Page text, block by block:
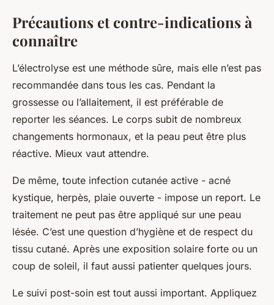
Précautions et contre-indications à
connaître
L’électrolyse est une méthode sûre, mais elle n’est pas
recommandée dans tous les cas. Pendant la
grossesse ou l’allaitement, il est préférable de
reporter les séances. Le corps subit de nombreux
changements hormonaux, et la peau peut être plus
réactive. Mieux vaut attendre.
De même, toute infection cutanée active - acné
kystique, herpès, plaie ouverte - impose un report. Le
traitement ne peut pas être appliqué sur une peau
lésée. C’est une question d’hygiène et de respect du
tissu cutané. Après une exposition solaire forte ou un
coup de soleil, il faut aussi patienter quelques jours.
Le suivi post-soin est tout aussi important. Appliquez